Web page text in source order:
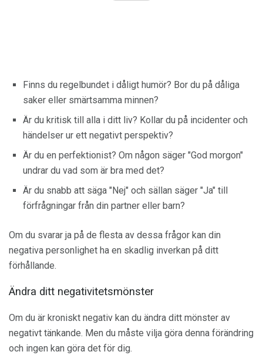
Finns du regelbundet i dåligt humör? Bor du på dåliga
saker eller smärtsamma minnen?
Är du kritisk till alla i ditt liv? Kollar du på incidenter och
händelser ur ett negativt perspektiv?
Är du en perfektionist? Om någon säger "God morgon"
undrar du vad som är bra med det?
Är du snabb att säga "Nej" och sällan säger "Ja" till
förfrågningar från din partner eller barn?
Om du svarar ja på de flesta av dessa frågor kan din
negativa personlighet ha en skadlig inverkan på ditt
förhållande.
Ändra ditt negativitetsmönster
Om du är kroniskt negativ kan du ändra ditt mönster av
negativt tänkande. Men du måste vilja göra denna förändring
och ingen kan göra det för dig.